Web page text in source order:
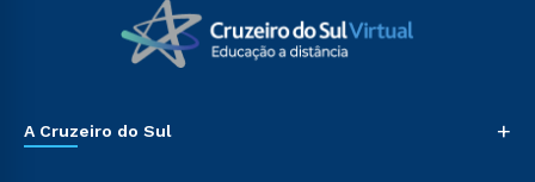
A Cruzeiro do Sul +